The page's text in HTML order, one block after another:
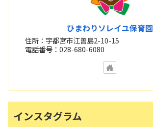
ひまわりソレイユ保育園
住所：宇都宮市江曽島2-10-15
電話番号：028-680-6080
インスタグラム